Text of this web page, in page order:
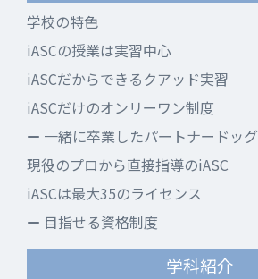
学校の特色
iASCの授業は実習中心
iASCだからできるクアッド実習
iASCだけのオンリーワン制度
一緒に卒業したパートナードッグ
現役のプロから直接指導のiASC
iASCは最大35のライセンス
目指せる資格制度
学科紹介